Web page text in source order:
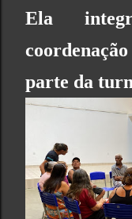
Ela
parte da